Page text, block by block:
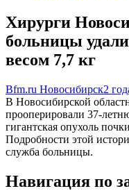
Хирурги
больницы
весом 7,7 кг
Bfm.ru Новосибирск2
В Новосибирской
прооперировали 37-
гигантская опухоль
Подробности этой
служба больницы.
Навигация по